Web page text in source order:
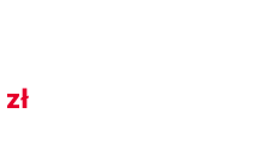
zł